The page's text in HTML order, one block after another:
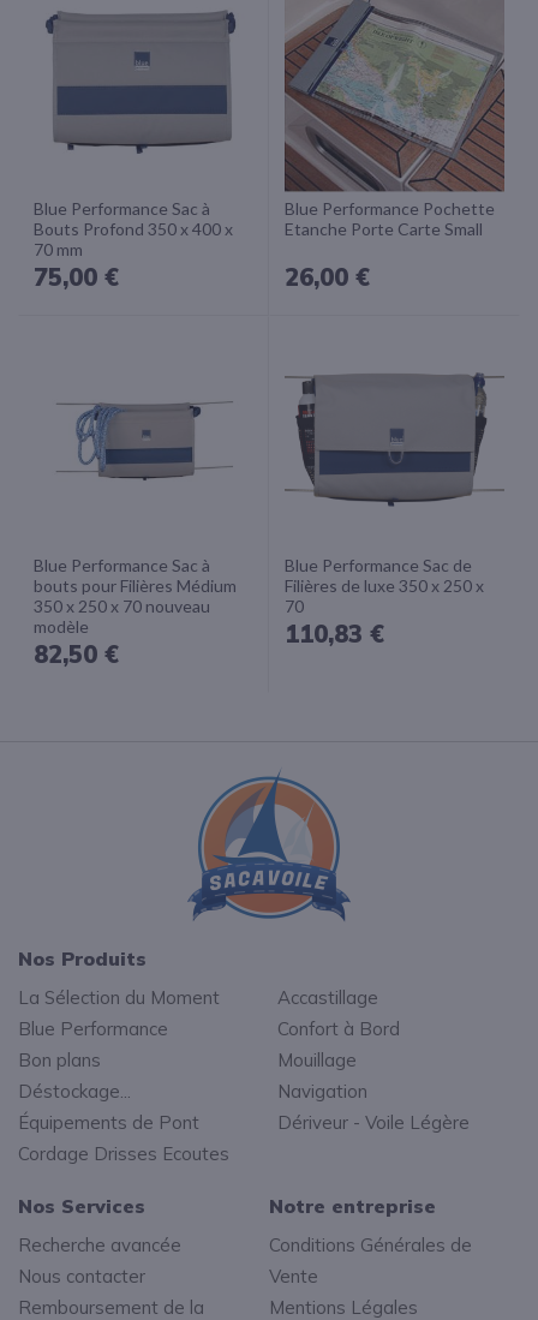
Blue Performance Sac à
Bouts Profond 350 x 400 x
70 mm
75,00 €
Blue Performance Pochette
Etanche Porte Carte Small
26,00 €
Blue Performance Sac à
bouts pour Filières Médium
350 x 250 x 70 nouveau
modèle
82,50 €
Blue Performance Sac de
Filières de luxe 350 x 250 x
70
110,83 €
Nos Services
Recherche avancée
Nous contacter
Remboursement de la
Notre entreprise
Conditions Générales de
Vente
Mentions Légales
Nos Produits
La Sélection du Moment
Blue Performance
Bon plans
Déstockage...
Équipements de Pont
Cordage Drisses Ecoutes
Accastillage
Confort à Bord
Mouillage
Navigation
Dériveur - Voile Légère